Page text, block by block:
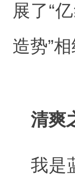
展了“
造势”
清爽
我是